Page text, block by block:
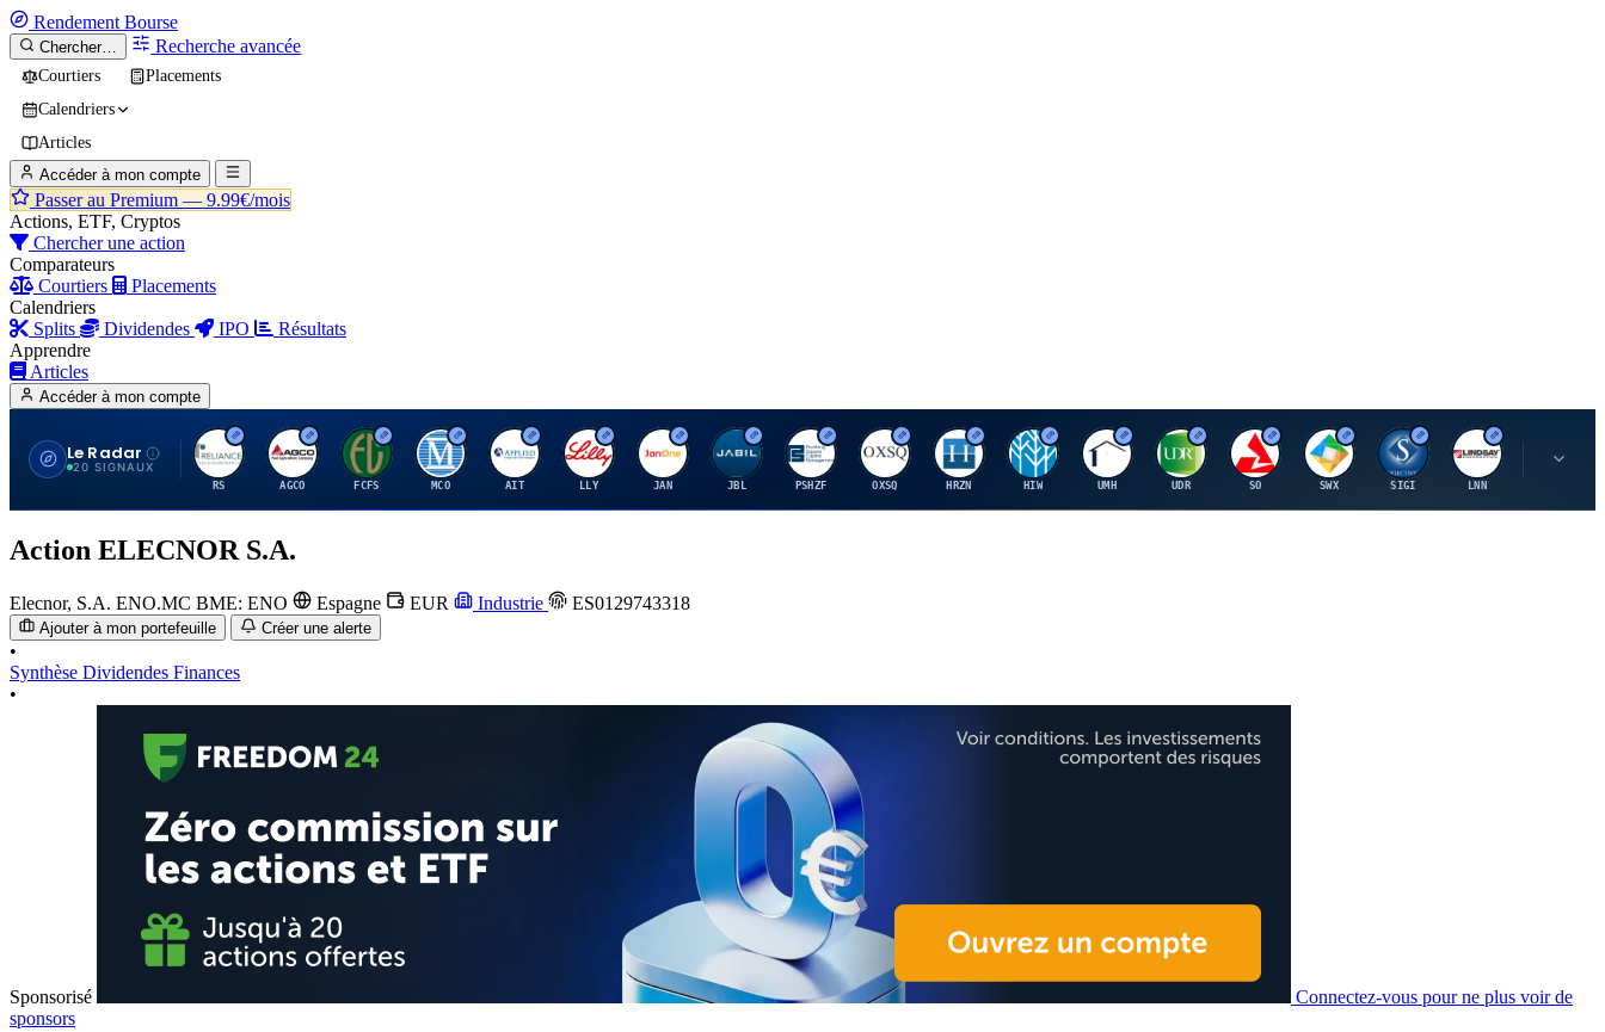
Rendement Bourse
Chercher… Recherche avancée
Courtiers
Placements
Calendriers
Articles
Accéder à mon compte
Passer au Premium — 9.99€/mois
Actions, ETF, Cryptos
Chercher une action
Comparateurs
Courtiers
Placements
Calendriers
Splits
Dividendes IPO
Résultats
Apprendre
Articles
Accéder à mon compte
Le Radar
20 SIGNAUX
R
RS
A
AGCO
F
FCFS
M
MCO
A
AIT
E
LLY
J
JAN
J
JBL
P
PSHZF
O
OXSQ
H
HRZN
H
HIW
U
UMH
U
UDR
S
SO
S
SWX
S
SIGI
L
LNN
R
Action ELECNOR S.A.
Elecnor, S.A. ENO.MC BME: ENO Espagne EUR Industrie ES0129743318
Ajouter à mon portefeuille Créer une alerte
•
Synthèse Dividendes Finances
•
Sponsorisé
Connectez-vous pour ne plus voir de
sponsors